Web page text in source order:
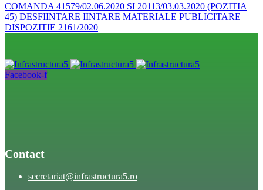
COMANDA 41579/02.06.2020 SI 20113/03.03.2020 (POZITIA
45) DESFIINTARE IINTARE MATERIALE PUBLICITARE –
DISPOZITIE 2161/2020
Facebook-f
Contact
secretariat@infrastructura5.ro